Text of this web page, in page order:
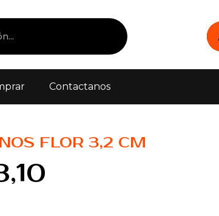
Contactanos
FLOR 3,2 CM